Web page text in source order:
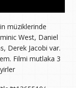
müziklerinde
West, Daniel
Derek Jacobi var.
Filmi mutlaka 3